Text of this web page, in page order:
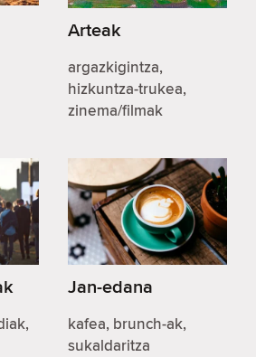
Arteak
argazkigintza,
hizkuntza-trukea,
zinema/filmak
Jan-edana
kafea, brunch-ak,
sukaldaritza